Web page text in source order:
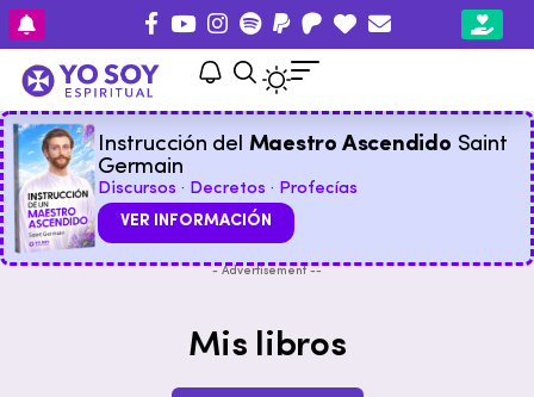
Instrucción del Maestro Ascendido Saint
Germain
Discursos · Decretos · Profecías
VER INFORMACIÓN
- Advertisement --
Mis libros